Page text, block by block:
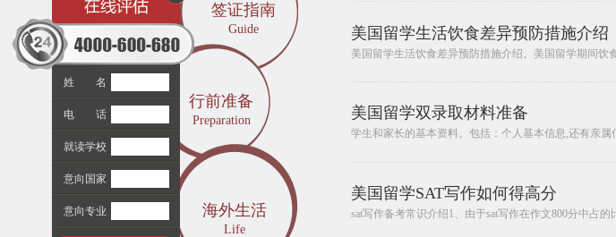
签证指南
Guide
行前准备
Preparation
海外生活
Life
美国留学生活饮食差异预防措施介绍
美国留学生活饮食差异预防措施介绍。美国留学期间饮
美国留学双录取材料准备
学生和家长的基本资料。包括：个人基本信息,还有亲
美国留学SAT写作如何得高分
sat写作备考常识介绍1、由于sat写作在作文800分中占
姓 名
电 话
就读学校
意向国家
意向专业